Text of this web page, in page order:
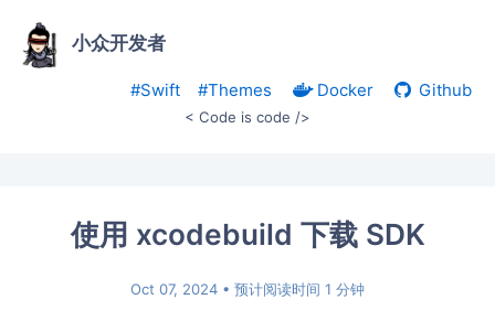
小众开发者
#Swift #Themes Docker Github
< Code is code />
使用 xcodebuild 下载 SDK
Oct 07, 2024 • 预计阅读时间 1 分钟